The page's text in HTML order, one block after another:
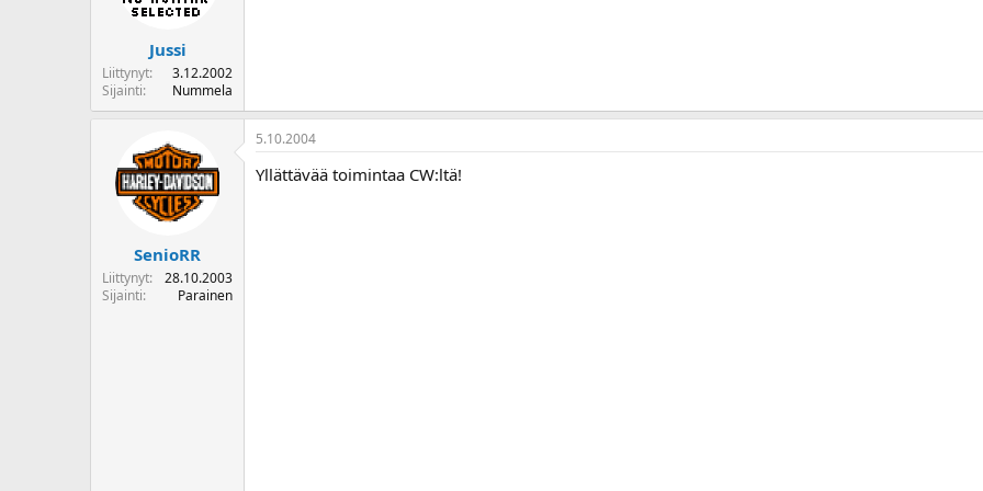
Jussi
Liittynyt
3.12.2002
Sijainti
Nummela
SenioRR
Liittynyt
28.10.2003
Sijainti
Parainen
5.10.2004
Yllättävää toimintaa CW:ltä!